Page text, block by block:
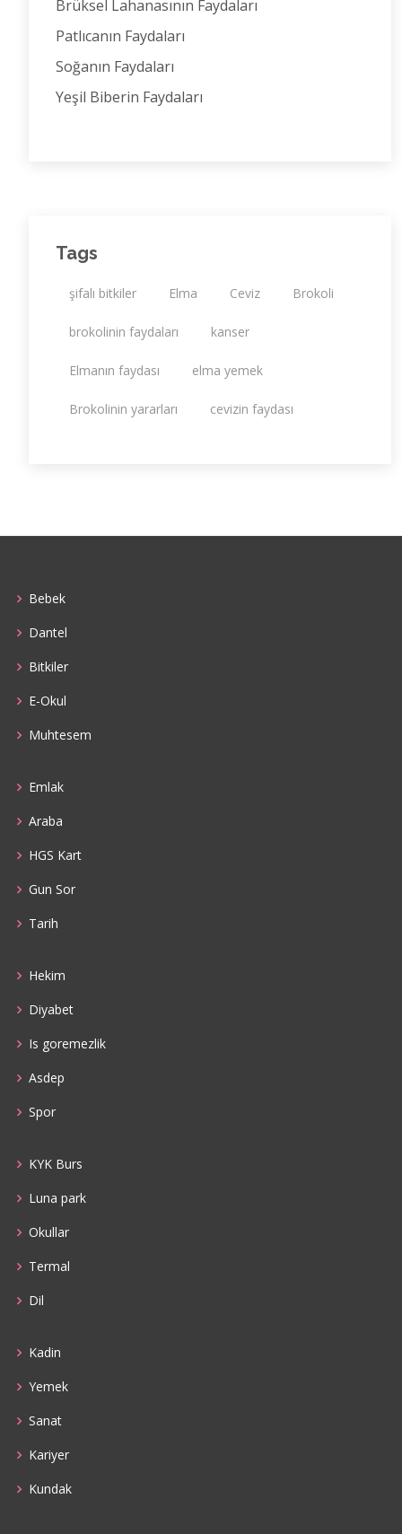
Brüksel Lahanasının Faydaları
Patlıcanın Faydaları
Soğanın Faydaları
Yeşil Biberin Faydaları
Tags
şifalı bitkiler Elma Ceviz Brokoli
brokolinin faydaları kanser
Elmanın faydası elma yemek
Brokolinin yararları cevizin faydası
Bebek
Dantel
Bitkiler
E-Okul
Muhtesem
Emlak
Araba
HGS Kart
Gun Sor
Tarih
Hekim
Diyabet
Is goremezlik
Asdep
Spor
KYK Burs
Luna park
Okullar
Termal
Dil
Kadin
Yemek
Sanat
Kariyer
Kundak